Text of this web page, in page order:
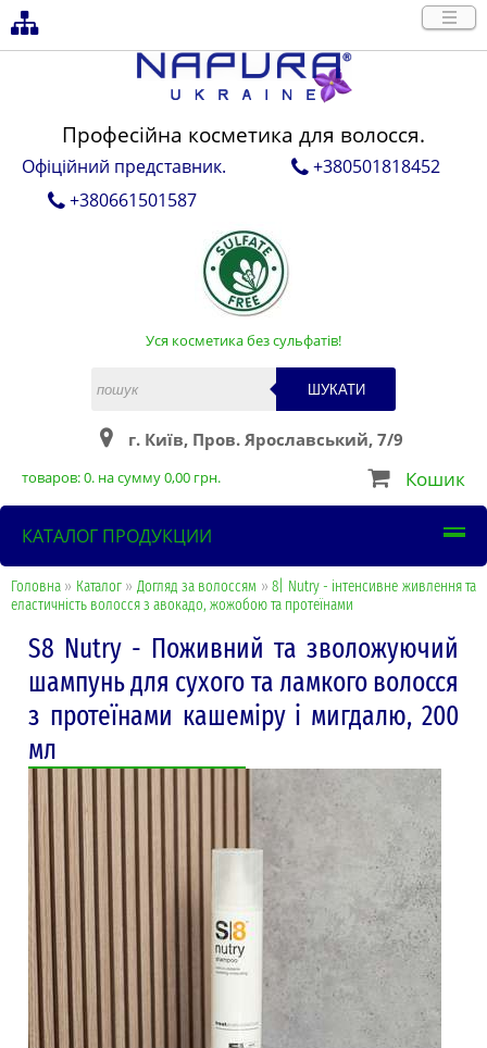
Професійна косметика для волосся.
Офіційний представник.
+380501818452
+380661501587
Уся косметика без сульфатів!
ШУКАТИ
г. Київ, Пров. Ярославський, 7/9
товаров:0. на сумму0,00 грн. Кошик
КАТАЛОГ ПРОДУКЦИИ
Головна » Каталог» Догляд за волоссям »8| Nutry - інтенсивне живлення та
еластичність волосся з авокадо, жожобою та протеїнами
S8 Nutry - Поживний та зволожуючий
шампунь для сухого та ламкого волосся
з протеїнами кашеміру і мигдалю, 200
мл